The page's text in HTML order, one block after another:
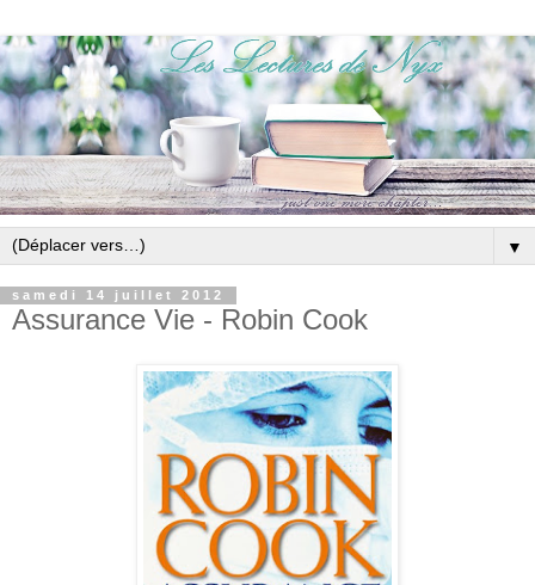
▼
samedi 14 juillet 2012
Assurance Vie - Robin Cook